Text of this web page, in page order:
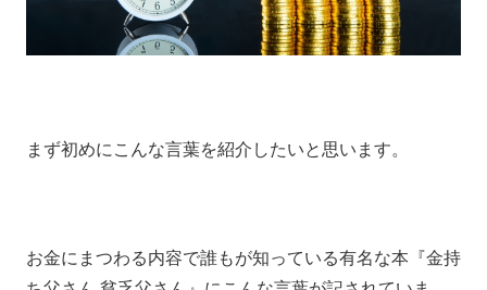
まず初めにこんな言葉を紹介したいと思います。
お金にまつわる内容で誰もが知っている有名な本『金持